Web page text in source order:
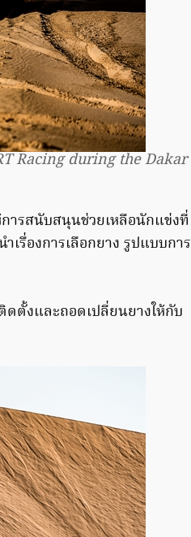
Racing during the Dakar
ารสนับสนุนช่วยเหลือนักแข่งที่
รื่องการเลือกยาง รูปแบบการ
ดตั้งและถอดเปลี่ยนยางให้กับ